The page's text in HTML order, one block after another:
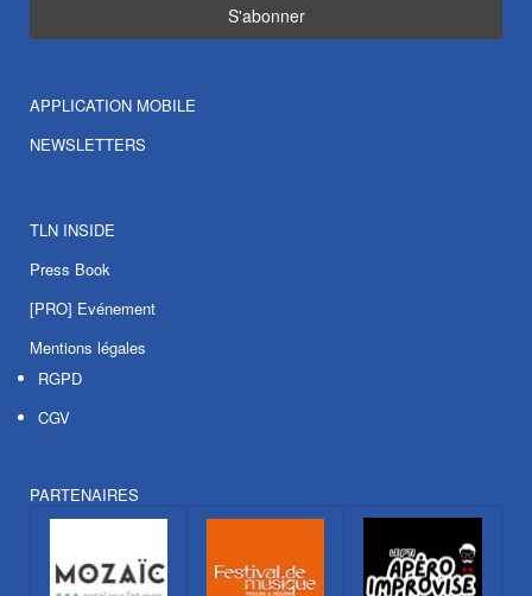
APPLICATION MOBILE
NEWSLETTERS
TLN INSIDE
Press Book
[PRO] Evénement
Mentions légales
RGPD
CGV
PARTENAIRES